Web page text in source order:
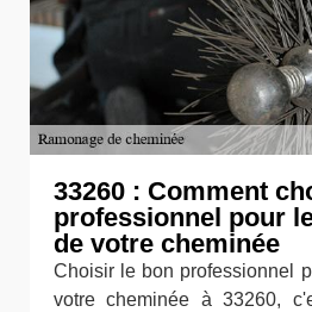
33260 : Comment
professionnel pour
de votre cheminée
Choisir le bon professionnel
votre cheminée à 33260,